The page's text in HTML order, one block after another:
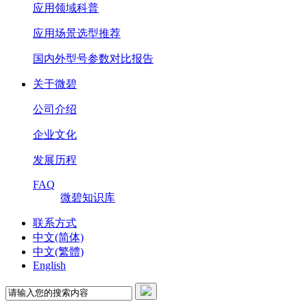
应用领域科普
应用场景选型推荐
国内外型号参数对比报告
关于微碧
公司介绍
企业文化
发展历程
FAQ
微碧知识库
联系方式
中文(简体)
中文(繁體)
English